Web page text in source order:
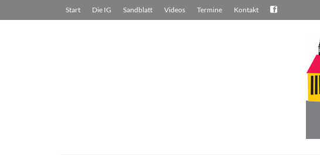
Start Die IG Sandblatt Videos Termine Kontakt